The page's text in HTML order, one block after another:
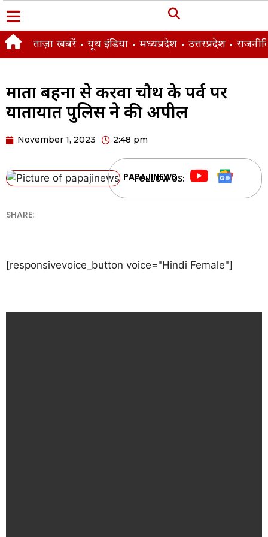
ताज़ा खबरें यूथ इंडिया मध्यप्रदेश उत्तरप्रदेश
माता बहनों से करवा चौथ के पर्व पर
यातायात पुलिस ने की अपील
November 1, 2023 2:48 pm
PAPAJINEWS
FOLLOW US:
SHARE:
[responsivevoice_button voice="Hindi Female"]